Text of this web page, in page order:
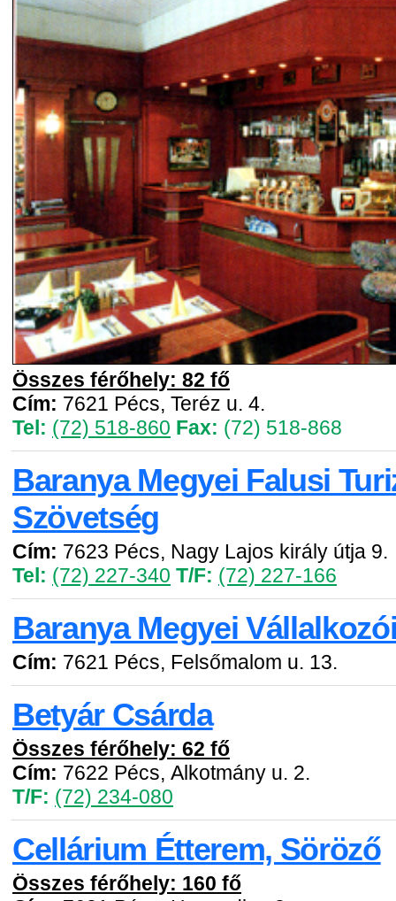
Összes férőhely: 82 fő
Cím: 7621 Pécs, Teréz u. 4.
Tel: (72) 518-860 Fax: (72) 518-868
Baranya Megyei Falusi
Szövetség
Cím: 7623 Pécs, Nagy Lajos király útja 9.
Tel: (72) 227-340 T/F: (72) 227-166
Baranya Megyei
Cím: 7621 Pécs, Felsőmalom u. 13.
Betyár Csárda
Összes férőhely: 62 fő
Cím: 7622 Pécs, Alkotmány u. 2.
T/F: (72) 234-080
Cellárium Étterem, Söröző
Összes férőhely: 160 fő